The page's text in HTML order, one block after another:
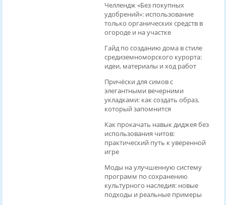
Челлендж «Без покупных
удобрений»: использование
только органических средств в
огороде и на участке
Гайд по созданию дома в стиле
средиземноморского курорта:
идеи, материалы и ход работ
Причёски для симов с
элегантными вечерними
укладками: как создать образ,
который запомнится
Как прокачать навык диджея без
использования читов:
практический путь к уверенной
игре
Моды на улучшенную систему
программ по сохранению
культурного наследия: новые
подходы и реальные примеры